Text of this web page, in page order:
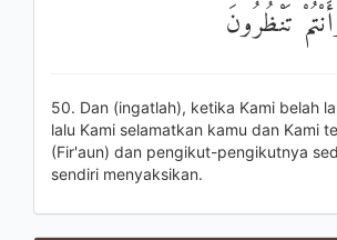
تَنْظُرُونَ
50. Dan (ingatlah), ketika Kami belah
lalu Kami selamatkan kamu dan Kami
(Fir'aun) dan pengikut-pengikutnya
sendiri menyaksikan.